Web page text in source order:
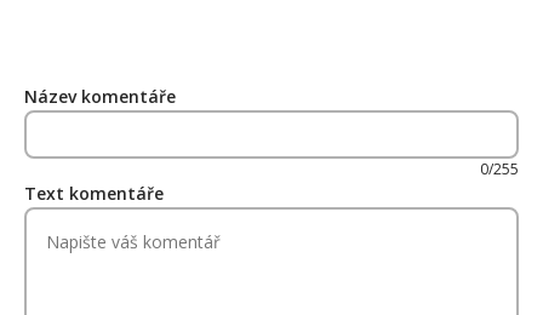
Název komentáře
0/255
Text komentáře